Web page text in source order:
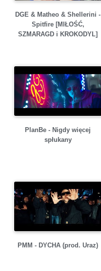
DGE & Matheo & Shellerini -
Spitfire [MIŁOŚĆ,
SZMARAGD i KROKODYL]
PlanBe - Nigdy więcej
spłukany
PMM - DYCHA (prod. Uraz)